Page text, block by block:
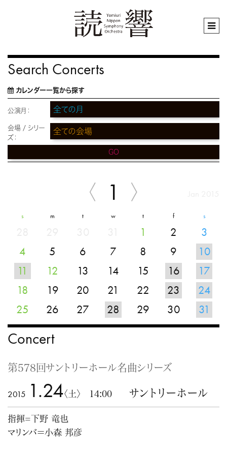
Search Concerts
カレンダー一覧から探す
公演月：
会場 / シリー
ズ：
GO
1
s m t w t f s
1 2
3
4
5 6 7 8 9
10
11
12 13 14 15 16
17
18
19 20 21 22 23
24
25
26 27 28 29 30 31
Concert
第578回サントリーホール名曲シリーズ
2015 1.24〈土〉 14:00 サントリーホール
指揮=下野 竜也
マリンバ＝小森 邦彦